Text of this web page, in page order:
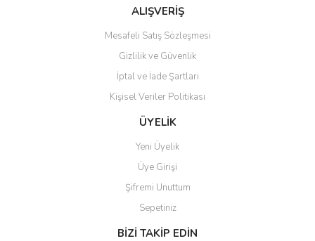
Ürün fiyatı diğer sitelerden daha pahalı.
Gönder
ALIŞVERİŞ
Mesafeli Satış Sözleşmesi
Gizlilik ve Güvenlik
İptal ve İade Şartları
Kişisel Veriler Politikası
ÜYELİK
Yeni Üyelik
Üye Girişi
Şifremi Unuttum
Sepetiniz
BİZİ TAKİP EDİN